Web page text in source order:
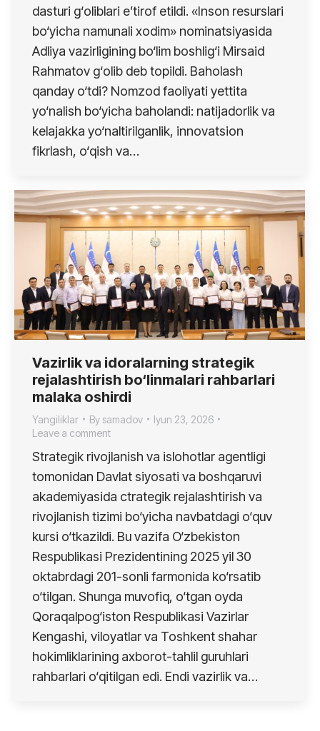
dasturi g‘oliblari e’tirof etildi. «Inson resurslari
bo‘yicha namunali xodim» nominatsiyasida
Adliya vazirligining bo‘lim boshlig‘i Mirsaid
Rahmatov g‘olib deb topildi. Baholash
qanday o‘tdi? Nomzod faoliyati yettita
yo‘nalish bo‘yicha baholandi: natijadorlik va
kelajakka yo‘naltirilganlik, innovatsion
fikrlash, o‘qish va…
Vazirlik va idoralarning strategik
rejalashtirish bo‘linmalari rahbarlari
malaka oshirdi
Yangiliklar By samadov
Iyun 23, 2026
Leave a comment
Strategik rivojlanish va islohotlar agentligi
tomonidan Davlat siyosati va boshqaruvi
akademiyasida ctrategik rejalashtirish va
rivojlanish tizimi bo‘yicha navbatdagi o‘quv
kursi o‘tkazildi. Bu vazifa O‘zbekiston
Respublikasi Prezidentining 2025 yil 30
oktabrdagi 201-sonli farmonida ko‘rsatib
o‘tilgan. Shunga muvofiq, o‘tgan oyda
Qoraqalpog‘iston Respublikasi Vazirlar
Kengashi, viloyatlar va Toshkent shahar
hokimliklarining axborot-tahlil guruhlari
rahbarlari o‘qitilgan edi. Endi vazirlik va…